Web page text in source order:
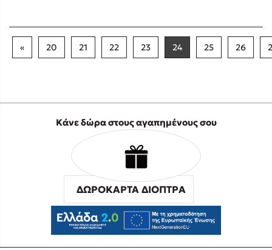
« 20 21 22 23 24 25 26
Κάνε δώρα στους αγαπημένους σου
ΔΩΡΟΚΑΡΤΑ ΔΙΟΠΤΡΑ